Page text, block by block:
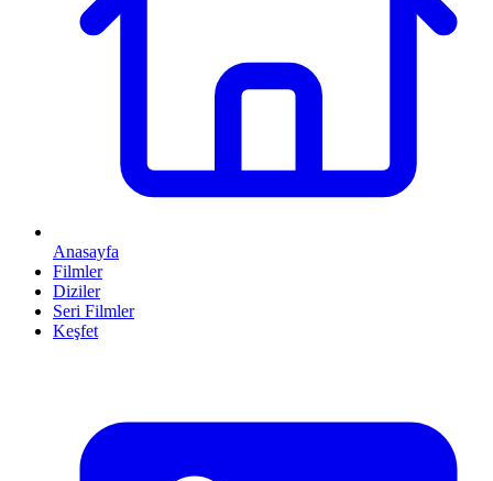
Anasayfa
Filmler
Diziler
Seri Filmler
Keşfet